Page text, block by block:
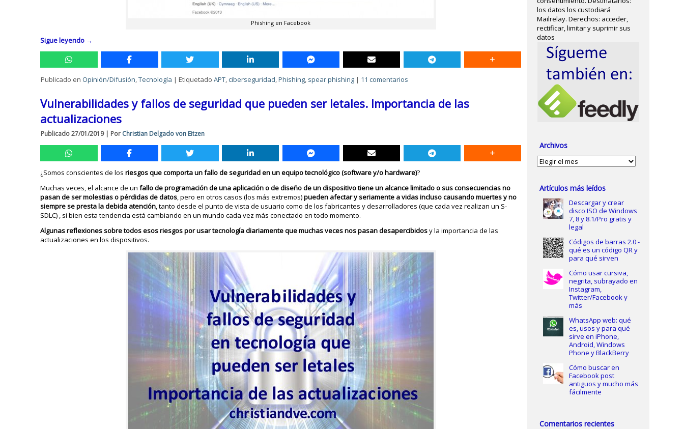
Phishing en Facebook
Sigue leyendo →
Publicado en Opinión/Difusión,Tecnología |Etiquetado APT,ciberseguridad,Phishing, spear phishing | 11 comentarios
Vulnerabilidades y fallos de seguridad que pueden ser letales. Importancia de las
actualizaciones
Publicado27/01/2019| Por Christian Delgado von Eitzen
¿Somos conscientes de losriesgos que comporta un fallo de seguridad en un equipo tecnológico (software y/o hardware)?
Muchas veces, el alcance de unfallo de programación de una aplicación o de diseño de un dispositivo tiene un alcance limitado o sus consecuencias no
pasan de ser molestias o pérdidas de datos, pero en otros casos (los más extremos)pueden afectar y seriamente a vidas incluso causando muertes y no
siempre se presta la debida atención, tanto desde el punto de vista de usuario como de los fabricantes y desarrolladores (que cada vez realizan un S-
SDLC) , si bien esta tendencia está cambiando en un mundo cada vez más conectado en todo momento.
Algunas reflexiones sobre todos esos riesgos por usar tecnología diariamente que muchas veces nos pasan desapercibidosy la importancia de las
actualizaciones en los dispositivos.
los datos los custodiará
Mailrelay. Derechos: acceder,
rectificar, limitar y suprimir sus
datos
Archivos
Archivos
Artículos más leídos
Descargar y crear
disco ISO de Windows
7, 8 y 8.1/Pro gratis y
legal
Códigos de barras 2.0 -
qué es un código QR y
para qué sirven
Cómo usar cursiva,
negrita, subrayado en
Instagram,
Twitter/Facebook y
más
WhatsApp web: qué
es, usos y para qué
sirve en iPhone,
Android, Windows
Phone y BlackBerry
Cómo buscar en
Facebook post
antiguos y mucho más
fácilmente
Comentarios recientes